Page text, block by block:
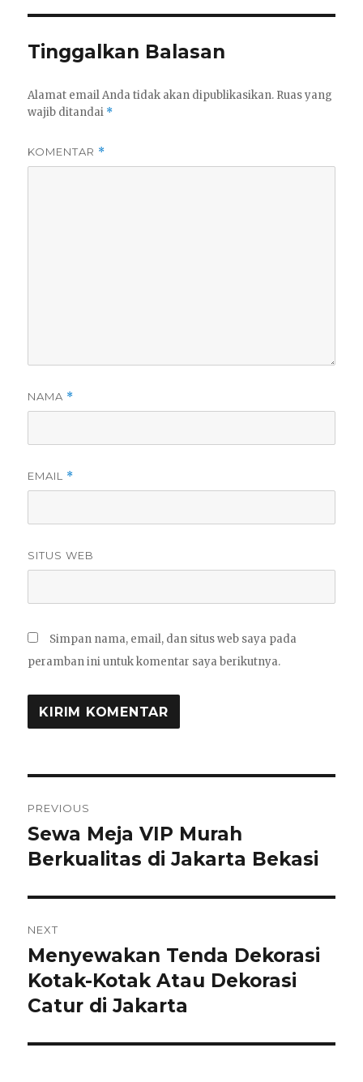
Tinggalkan Balasan
Alamat email Anda tidak akan dipublikasikan. Ruas yang
wajib ditandai *
KOMENTAR *
NAMA *
EMAIL *
SITUS WEB
Simpan nama, email, dan situs web saya pada
peramban ini untuk komentar saya berikutnya.
pos
PREVIOUS
Previous
post:
Sewa Meja VIP Murah
Berkualitas di Jakarta Bekasi
NEXT
Next
post:
Menyewakan Tenda Dekorasi
Kotak-Kotak Atau Dekorasi
Catur di Jakarta